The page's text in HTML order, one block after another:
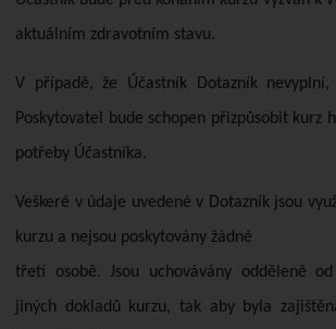
aktuálním zdravotním stavu.
V případě, že Účastník Dotazník
Poskytovatel bude schopen přizpůsobit kurz
potřeby Účastníka.
Veškeré v údaje uvedené v Dotazník jsou
kurzu a nejsou poskytovány žádné
třetí osobě. Jsou uchovávány odděleně
jiných dokladů kurzu, tak aby byla